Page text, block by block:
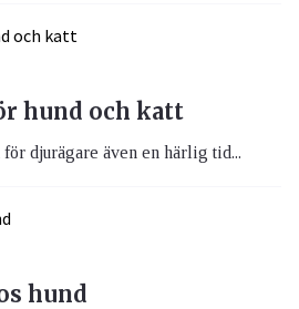
hund och katt
djurägare även en härlig tid...
hund